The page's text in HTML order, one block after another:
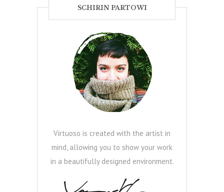
SCHIRIN PARTOWI
Virtuoso is created with the artist in
mind, allowing you to show your work
in a beautifully designed environment.